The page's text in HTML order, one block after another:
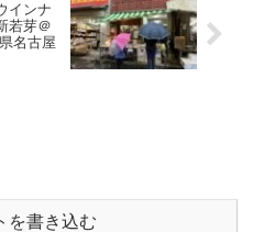
インナ
若芽＠
名古屋
を書き込む